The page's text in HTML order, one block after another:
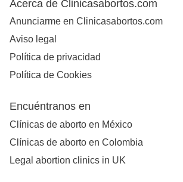
Acerca de Clinicasabortos.com
Anunciarme en Clinicasabortos.com
Aviso legal
Política de privacidad
Política de Cookies
Encuéntranos en
Clínicas de aborto en México
Clínicas de aborto en Colombia
Legal abortion clinics in UK